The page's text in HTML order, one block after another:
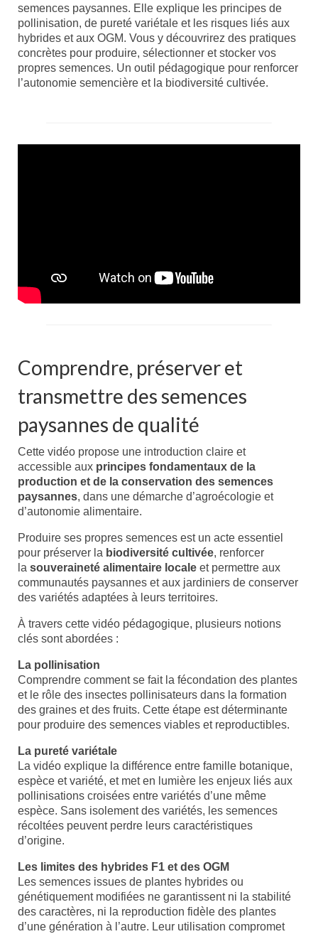
semences paysannes. Elle explique les principes de
pollinisation, de pureté variétale et les risques liés aux
hybrides et aux OGM. Vous y découvrirez des pratiques
concrètes pour produire, sélectionner et stocker vos
propres semences. Un outil pédagogique pour renforcer
l’autonomie semencière et la biodiversité cultivée.
Comprendre, préserver et
transmettre des semences
paysannes de qualité
Cette vidéo propose une introduction claire et
accessible aux principes fondamentaux de la
production et de la conservation des semences
paysannes, dans une démarche d’agroécologie et
d’autonomie alimentaire.
Produire ses propres semences est un acte essentiel
pour préserver la biodiversité cultivée, renforcer
la souveraineté alimentaire locale et permettre aux
communautés paysannes et aux jardiniers de conserver
des variétés adaptées à leurs territoires.
À travers cette vidéo pédagogique, plusieurs notions
clés sont abordées :
La pollinisation
Comprendre comment se fait la fécondation des plantes
et le rôle des insectes pollinisateurs dans la formation
des graines et des fruits. Cette étape est déterminante
pour produire des semences viables et reproductibles.
La pureté variétale
La vidéo explique la différence entre famille botanique,
espèce et variété, et met en lumière les enjeux liés aux
pollinisations croisées entre variétés d’une même
espèce. Sans isolement des variétés, les semences
récoltées peuvent perdre leurs caractéristiques
d’origine.
Les limites des hybrides F1 et des OGM
Les semences issues de plantes hybrides ou
génétiquement modifiées ne garantissent ni la stabilité
des caractères, ni la reproduction fidèle des plantes
d’une génération à l’autre. Leur utilisation compromet